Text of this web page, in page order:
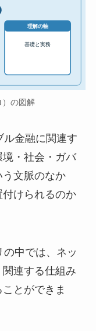
理解の軸
基礎と実務
）の図解
ル金融に関連す
・社会・ガバ
文脈のなか
けられるのか
中では、ネッ
関連する仕組み
とができま